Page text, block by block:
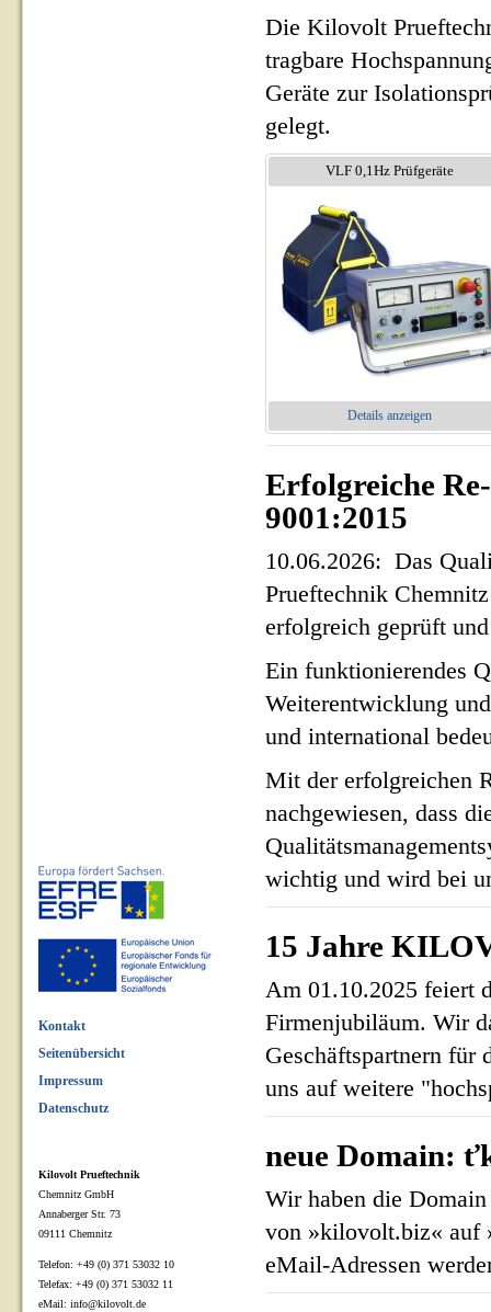
Die Kilovolt
tragbare
Geräte zur
gelegt.
VLF 0,1Hz Prüfgeräte
Details anzeigen
Erfolgreiche
9001:2015
10.06.2026: Das
Prueftechnik
erfolgreich geprüft
Ein funktionierendes
Weiterentwicklung
und international
Mit der erfolgreichen
nachgewiesen, dass
wichtig und wird bei
15 Jahre
Am 01.10.2025 feiert
Firmenjubiläum. Wir
Geschäftspartnern für
uns auf weitere
neue Domain:
Wir haben die
von »kilovolt.biz« auf
eMail-Adressen
Kontakt
Seitenübersicht
Impressum
Datenschutz
Kilovolt Prueftechnik
Chemnitz GmbH
Annaberger Str. 73
09111 Chemnitz
Telefon: +49 (0) 371 53032 10
Telefax: +49 (0) 371 53032 11
eMail: info@kilovolt.de